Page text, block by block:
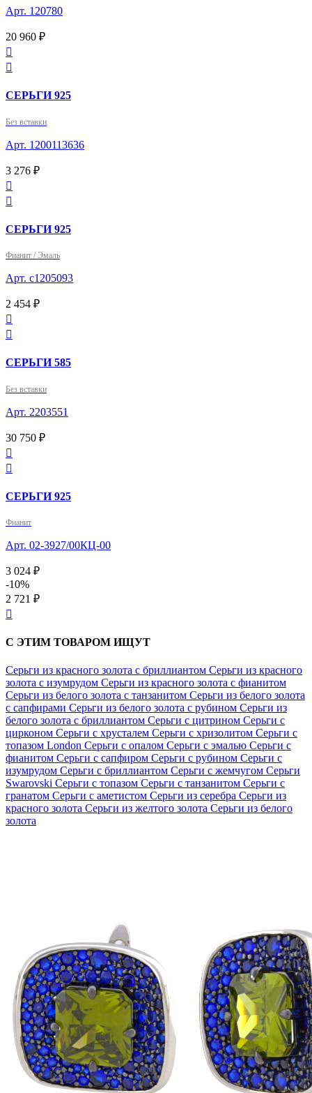
Арт. 120780
20 960 ₽


СЕРЬГИ 925
Без вставки
Арт. 1200113636
3 276 ₽


СЕРЬГИ 925
Фианит / Эмаль
Арт. с1205093
2 454 ₽


СЕРЬГИ 585
Без вставки
Арт. 2203551
30 750 ₽


СЕРЬГИ 925
Фианит
Арт. 02-3927/00КЦ-00
3 024 ₽
-10%
2 721 ₽

С ЭТИМ ТОВАРОМ ИЩУТ
Серьги из красного золота с бриллиантом Серьги из красного
золота с изумрудом Серьги из красного золота с фианитом
Серьги из белого золота с танзанитом Серьги из белого золота
с сапфирами Серьги из белого золота с рубином Серьги из
белого золота с бриллиантом Серьги с цитрином Серьги с
цирконом Серьги с хрусталем Серьги с хризолитом Серьги с
топазом London Серьги с опалом Серьги с эмалью Серьги с
фианитом Серьги с сапфиром Серьги с рубином Серьги с
изумрудом Серьги с бриллиантом Серьги с жемчугом Серьги
Swarovski Серьги с топазом Серьги с танзанитом Серьги с
гранатом Серьги с аметистом Серьги из серебра Серьги из
красного золота Серьги из желтого золота Серьги из белого
золота